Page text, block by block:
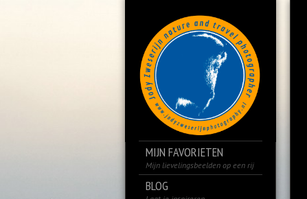
MIJN FAVORIETEN
Mijn lievelingsbeelden op een rij
BLOG